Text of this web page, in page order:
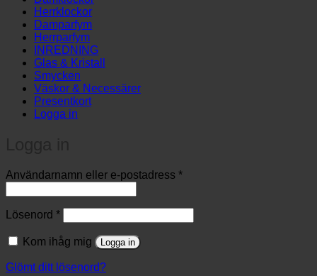
Herrklockor
Damparfym
Herrparfym
INREDNING
Glas & Kristall
Smycken
Väskor & Necessärer
Presentkort
Logga in
Användarnamn eller e-postadress *Obligatoriskt
Lösenord *Obligatoriskt
Kom ihåg mig Logga in
Glömt ditt lösenord?